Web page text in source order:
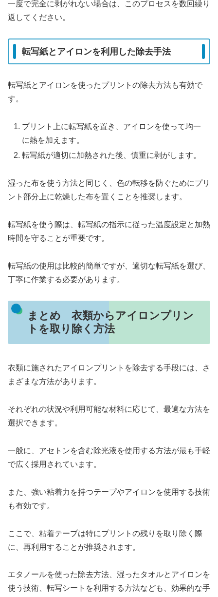
一度で完全に剥がれない場合は、このプロセスを数回繰り
返してください。
転写紙とアイロンを利用した除去手法
転写紙とアイロンを使ったプリントの除去方法も有効で
す。
プリント上に転写紙を置き、アイロンを使って均一
に熱を加えます。
転写紙が適切に加熱された後、慎重に剥がします。
湿った布を使う方法と同じく、色の転移を防ぐためにプリ
ント部分上に乾燥した布を置くことを推奨します。
転写紙を使う際は、転写紙の指示に従った温度設定と加熱
時間を守ることが重要です。
転写紙の使用は比較的簡単ですが、適切な転写紙を選び、
丁寧に作業する必要があります。
まとめ 衣類からアイロンプリン
トを取り除く方法
衣類に施されたアイロンプリントを除去する手段には、さ
まざまな方法があります。
それぞれの状況や利用可能な材料に応じて、最適な方法を
選択できます。
一般に、アセトンを含む除光液を使用する方法が最も手軽
で広く採用されています。
また、強い粘着力を持つテープやアイロンを使用する技術
も有効です。
ここで、粘着テープは特にプリントの残りを取り除く際
に、再利用することが推奨されます。
エタノールを使った除去方法、湿ったタオルとアイロンを
使う技術、転写シートを利用する方法なども、効果的な手